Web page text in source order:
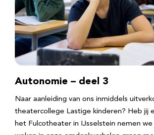
Autonomie – deel 3
Naar aanleiding van ons inmiddels
theatercollege Lastige kinderen? Heb jij
het Fulcotheater in IJsselstein nemen